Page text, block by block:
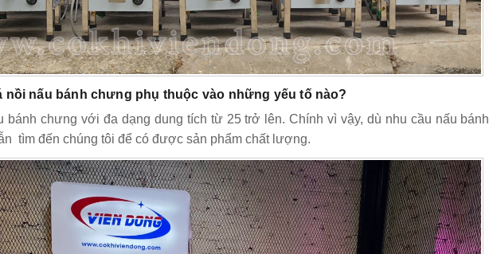
nồi nấu bánh chưng phụ thuộc vào những yếu tố nào?
bánh chưng với đa dạng dung tích từ 25 trở lên. Chính vì vậy, dù nhu cầu nấu bánh
tìm đến chúng tôi để có được sản phẩm chất lượng.